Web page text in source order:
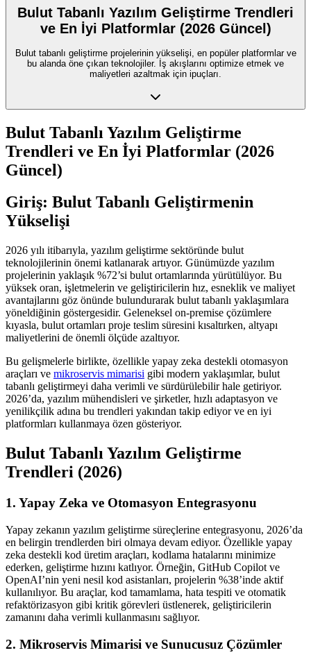
Bulut Tabanlı Yazılım Geliştirme Trendleri
ve En İyi Platformlar (2026 Güncel)
Bulut tabanlı geliştirme projelerinin yükselişi, en popüler platformlar ve
bu alanda öne çıkan teknolojiler. İş akışlarını optimize etmek ve
maliyetleri azaltmak için ipuçları.
Bulut Tabanlı Yazılım Geliştirme
Trendleri ve En İyi Platformlar (2026
Güncel)
Giriş: Bulut Tabanlı Geliştirmenin
Yükselişi
2026 yılı itibarıyla, yazılım geliştirme sektöründe bulut
teknolojilerinin önemi katlanarak artıyor. Günümüzde yazılım
projelerinin yaklaşık %72’si bulut ortamlarında yürütülüyor. Bu
yüksek oran, işletmelerin ve geliştiricilerin hız, esneklik ve maliyet
avantajlarını göz önünde bulundurarak bulut tabanlı yaklaşımlara
yöneldiğinin göstergesidir. Geleneksel on-premise çözümlere
kıyasla, bulut ortamları proje teslim süresini kısaltırken, altyapı
maliyetlerini de önemli ölçüde azaltıyor.
Bu gelişmelerle birlikte, özellikle yapay zeka destekli otomasyon
araçları ve mikroservis mimarisi gibi modern yaklaşımlar, bulut
tabanlı geliştirmeyi daha verimli ve sürdürülebilir hale getiriyor.
2026’da, yazılım mühendisleri ve şirketler, hızlı adaptasyon ve
yenilikçilik adına bu trendleri yakından takip ediyor ve en iyi
platformları kullanmaya özen gösteriyor.
Bulut Tabanlı Yazılım Geliştirme
Trendleri (2026)
1. Yapay Zeka ve Otomasyon Entegrasyonu
Yapay zekanın yazılım geliştirme süreçlerine entegrasyonu, 2026’da
en belirgin trendlerden biri olmaya devam ediyor. Özellikle yapay
zeka destekli kod üretim araçları, kodlama hatalarını minimize
ederken, geliştirme hızını katlıyor. Örneğin, GitHub Copilot ve
OpenAI’nin yeni nesil kod asistanları, projelerin %38’inde aktif
kullanılıyor. Bu araçlar, kod tamamlama, hata tespiti ve otomatik
refaktörizasyon gibi kritik görevleri üstlenerek, geliştiricilerin
zamanını daha verimli kullanmasını sağlıyor.
2. Mikroservis Mimarisi ve Sunucusuz Çözümler